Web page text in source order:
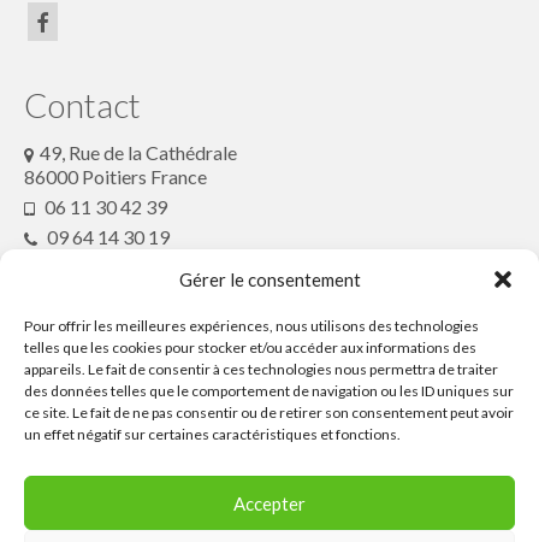
Gérer le consentement
Pour offrir les meilleures expériences, nous utilisons des technologies
telles que les cookies pour stocker et/ou accéder aux informations des
appareils. Le fait de consentir à ces technologies nous permettra de traiter
des données telles que le comportement de navigation ou les ID uniques sur
ce site. Le fait de ne pas consentir ou de retirer son consentement peut avoir
un effet négatif sur certaines caractéristiques et fonctions.
Accepter
Contact
49, Rue de la Cathédrale
86000 Poitiers France
06 11 30 42 39
09 64 14 30 19
Partenaires
Ressources
Collectif Conte